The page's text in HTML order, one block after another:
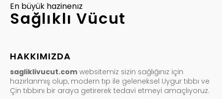
En büyük hazinenız
Sağlıklı Vücut
HAKKIMIZDA
sagliklivucut.com websitemiz sizin sağlığınız için
hazırlanmış olup, modern tıp ile geleneksel Uygur tıbbı ve
Çin tıbbını bir araya getirerek tedavi etmeyi amaçlıyoruz.